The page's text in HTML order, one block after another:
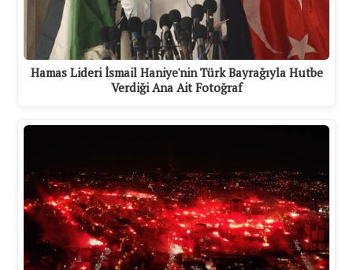
Hamas Lideri İsmail Haniye'nin Türk Bayrağıyla Hutbe
Verdiği Ana Ait Fotoğraf